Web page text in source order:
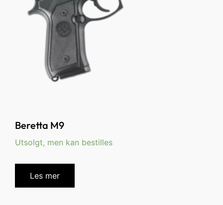
Beretta M9
Utsolgt, men kan bestilles
Les mer